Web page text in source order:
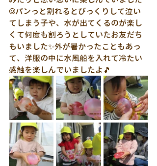
☺パンっと割れるとびっくりして泣い
てしまう子や、水が出てくるのが楽し
くて何度も割ろうとしていたお友だち
もいました✨外が暑かったこともあっ
て、洋服の中に水風船を入れて冷たい
感触を楽しんでいましたよ🎵